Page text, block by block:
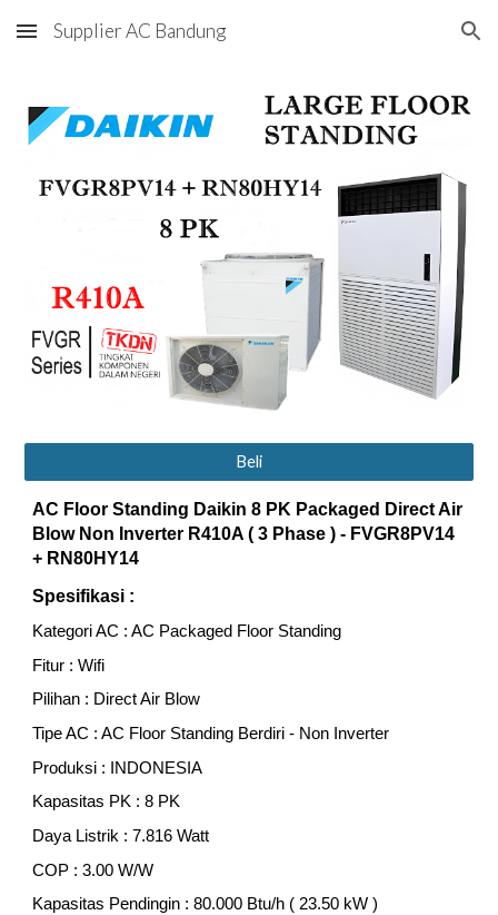
Skip to main content Skip to navigation
Supplier AC Bandung
Beli
AC Floor Standing Daikin 8 PK Packaged Direct Air
Blow Non Inverter R410A ( 3 Phase ) - FVGR8PV14
+ R N80HY14
Spesifikasi :
Kategori AC : AC Packaged Floor Standing
Fitur : Wifi
Pilihan : Direct Air Blow
Tipe AC : AC Floor Standing Berdiri - Non Inverter
Produksi :
INDONESIA
Kapasitas PK : 8 PK
Daya Listrik :7.816 Watt
COP :3.00 W/W
Kapasitas Pendingin :80.000 Btu/h ( 23.50 kW )